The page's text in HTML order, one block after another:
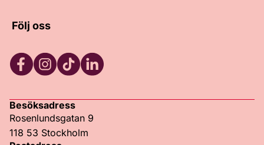
Följ oss
Besöksadress
Rosenlundsgatan 9
118 53 Stockholm